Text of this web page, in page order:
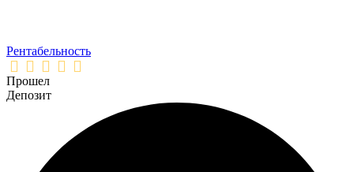
Рентабельность
Прошел
Депозит